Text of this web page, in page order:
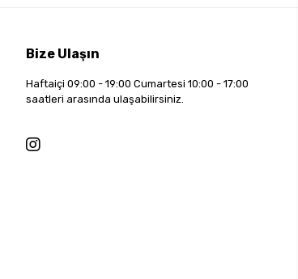
Bize Ulaşın
Haftaiçi 09:00 - 19:00 Cumartesi 10:00 - 17:00
saatleri arasında ulaşabilirsiniz.